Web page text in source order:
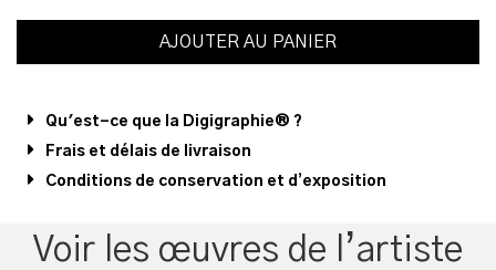
AJOUTER AU PANIER
Qu'est-ce que la Digigraphie® ?
Frais et délais de livraison
Conditions de conservation et d’exposition
Voir les œuvres de l’artiste